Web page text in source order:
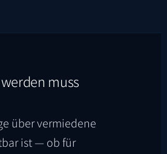
muss
über vermiedene
ist — ob für